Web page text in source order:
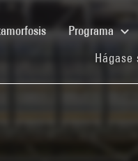
(current)Programa
Hágase